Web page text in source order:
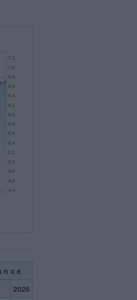
2026